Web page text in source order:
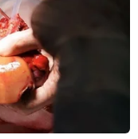
USD trước
Nga-Ukraine. Tuy
hóa này đã về lại